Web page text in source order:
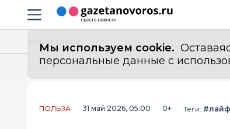
Навигация сайта
Мы используем cookie.
персональные данные с
Главная Лента новостей Тараканы навсегда забудут дорогу в вашу квартиру: способ, который держат в секрете опытные хозяйки
ПОЛЬЗА 31 май 2026, 05:00 0+ Теги: